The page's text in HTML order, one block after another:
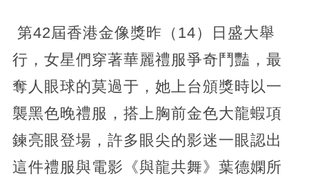
第42屆香港金像獎昨（14）日盛大舉
行，女星們穿著華麗禮服爭奇鬥豔，最
奪人眼球的莫過于，她上台頒獎時以一
襲黑色晚禮服，搭上胸前金色大龍蝦項
鍊亮眼登場，許多眼尖的影迷一眼認出
這件禮服與電影《與龍共舞》葉德嫻所